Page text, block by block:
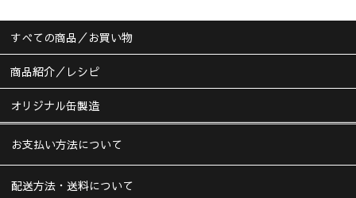
すべての商品／お買い物
商品紹介／レシピ
オリジナル缶製造
お支払い方法について
配送方法・送料について